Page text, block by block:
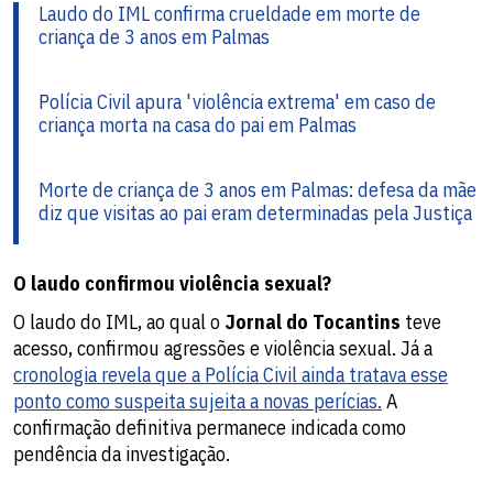
Laudo do IML confirma crueldade em morte de
criança de 3 anos em Palmas
Polícia Civil apura 'violência extrema' em caso de
criança morta na casa do pai em Palmas
Morte de criança de 3 anos em Palmas: defesa da mãe
diz que visitas ao pai eram determinadas pela Justiça
O laudo confirmou violência sexual?
O laudo do IML, ao qual o Jornal do Tocantins teve
acesso, confirmou agressões e violência sexual. Já a
cronologia revela que a Polícia Civil ainda tratava esse
ponto como suspeita sujeita a novas perícias. A
confirmação definitiva permanece indicada como
pendência da investigação.